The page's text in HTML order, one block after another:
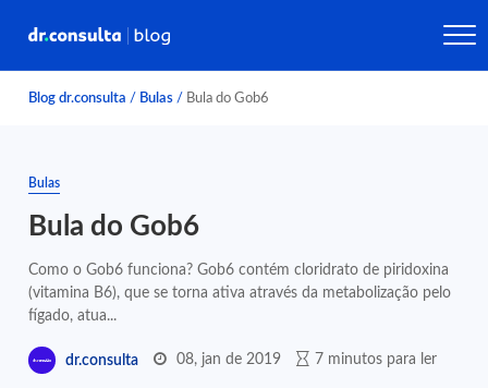
Blog dr.consulta / Bulas / Bula do Gob6
Bulas
Bula do Gob6
Como o Gob6 funciona? Gob6 contém cloridrato de piridoxina
(vitamina B6), que se torna ativa através da metabolização pelo
fígado, atua...
dr.consulta 08, jan de 2019 7 minutos para ler